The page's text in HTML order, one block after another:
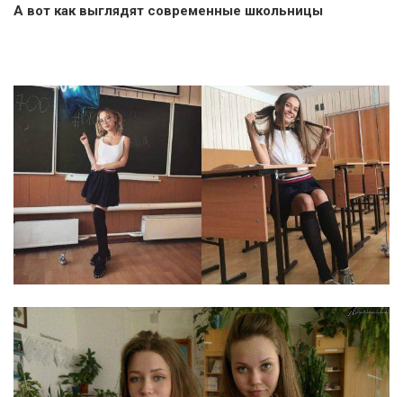
А вот как выглядят современные школьницы